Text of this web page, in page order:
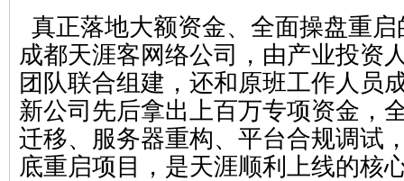
真正落地大额资金、全面操盘重
成都天涯客网络公司，由产业投资
团队联合组建，还和原班工作人员
新公司先后拿出上百万专项资金，
迁移、服务器重构、平台合规调试
底重启项目，是天涯顺利上线的核